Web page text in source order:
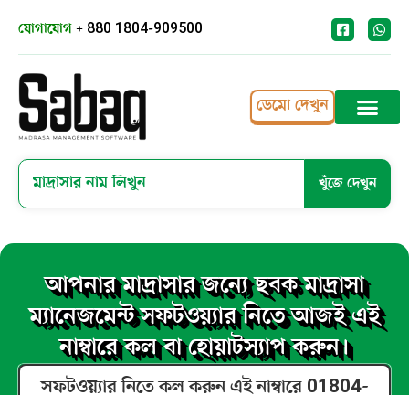
যোগাযোগ + 880 1804-909500
ডেমো দেখুন
খুঁজে দেখুন
আপনার মাদ্রাসার জন্যে ছবক মাদ্রাসা
ম্যানেজমেন্ট সফটওয়্যার নিতে আজই এই
নাম্বারে কল বা হোয়াটস্যাপ করুন।
সফটওয়্যার নিতে কল করুন এই নাম্বারে 01804-